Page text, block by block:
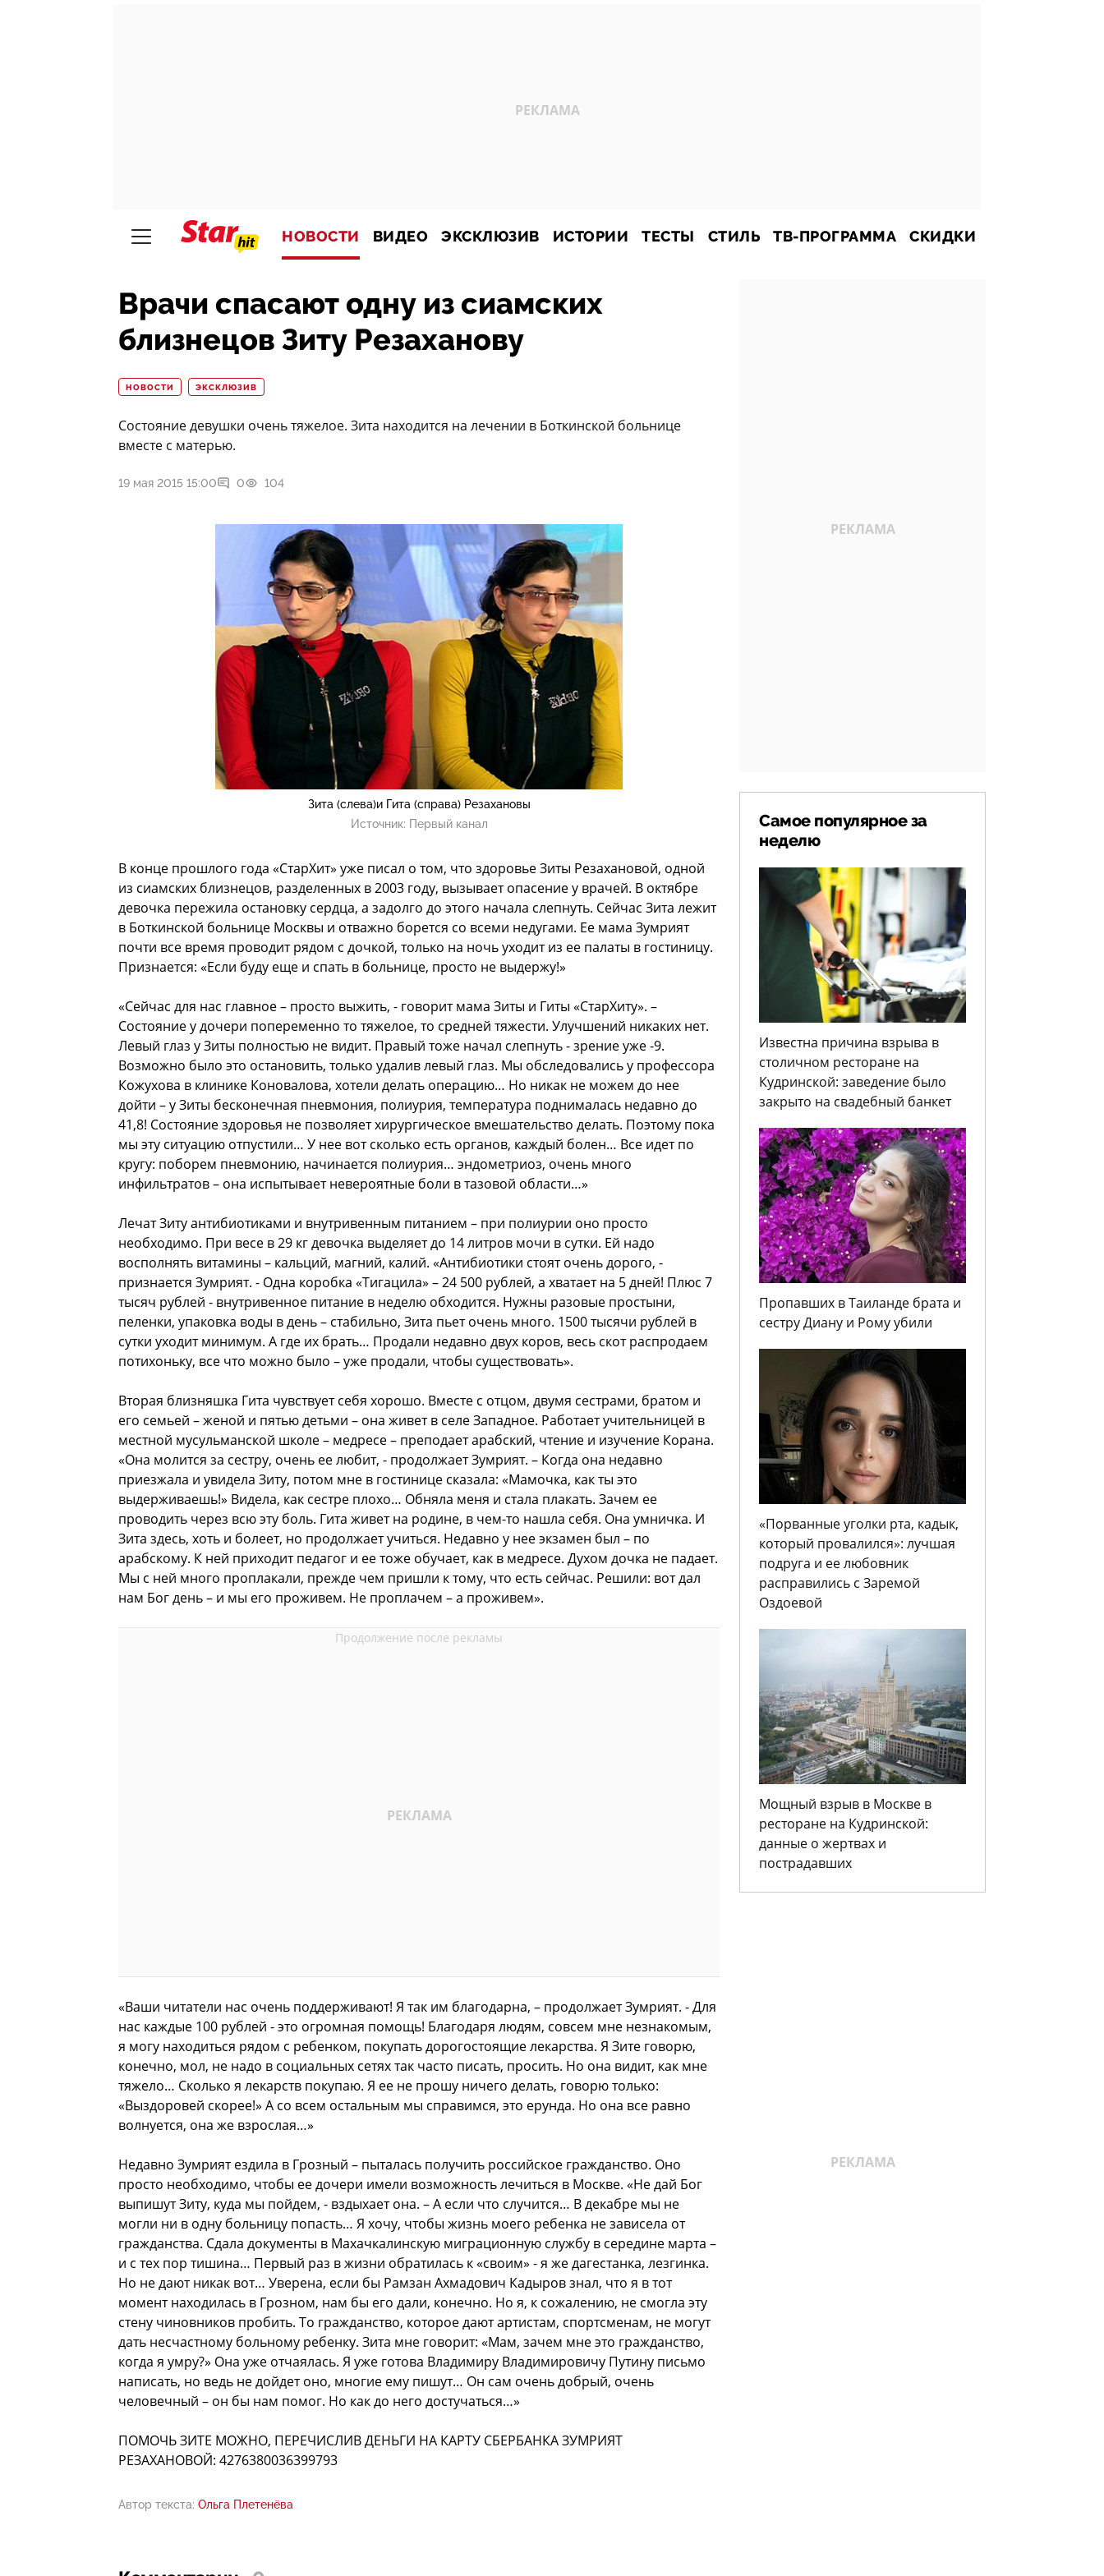
НОВОСТИ ВИДЕО ЭКСКЛЮЗИВ ИСТОРИИ ТЕСТЫ СТИЛЬ ТВ-ПРОГРАММА СКИДКИ
Врачи спасают одну из сиамских
близнецов Зиту Резаханову
НОВОСТИ ЭКСКЛЮЗИВ
Состояние девушки очень тяжелое. Зита находится на лечении в Боткинской больнице
вместе с матерью.
19 мая 2015 15:00 0 104
Зита (слева)и Гита (справа) Резахановы
Источник: Первый канал
В конце прошлого года «СтарХит» уже писал о том, что здоровье Зиты Резахановой, одной
из сиамских близнецов, разделенных в 2003 году, вызывает опасение у врачей. В октябре
девочка пережила остановку сердца, а задолго до этого начала слепнуть. Сейчас Зита лежит
в Боткинской больнице Москвы и отважно борется со всеми недугами. Ее мама Зумрият
почти все время проводит рядом с дочкой, только на ночь уходит из ее палаты в гостиницу.
Признается: «Если буду еще и спать в больнице, просто не выдержу!»
«Сейчас для нас главное – просто выжить, - говорит мама Зиты и Гиты «СтарХиту». –
Состояние у дочери попеременно то тяжелое, то средней тяжести. Улучшений никаких нет.
Левый глаз у Зиты полностью не видит. Правый тоже начал слепнуть - зрение уже -9.
Возможно было это остановить, только удалив левый глаз. Мы обследовались у профессора
Кожухова в клинике Коновалова, хотели делать операцию… Но никак не можем до нее
дойти – у Зиты бесконечная пневмония, полиурия, температура поднималась недавно до
41,8! Состояние здоровья не позволяет хирургическое вмешательство делать. Поэтому пока
мы эту ситуацию отпустили… У нее вот сколько есть органов, каждый болен… Все идет по
кругу: поборем пневмонию, начинается полиурия… эндометриоз, очень много
инфильтратов – она испытывает невероятные боли в тазовой области…»
Лечат Зиту антибиотиками и внутривенным питанием – при полиурии оно просто
необходимо. При весе в 29 кг девочка выделяет до 14 литров мочи в сутки. Ей надо
восполнять витамины – кальций, магний, калий. «Антибиотики стоят очень дорого, -
признается Зумрият. - Одна коробка «Тигацила» – 24 500 рублей, а хватает на 5 дней! Плюс 7
тысяч рублей - внутривенное питание в неделю обходится. Нужны разовые простыни,
пеленки, упаковка воды в день – стабильно, Зита пьет очень много. 1500 тысячи рублей в
сутки уходит минимум. А где их брать… Продали недавно двух коров, весь скот распродаем
потихоньку, все что можно было – уже продали, чтобы существовать».
Вторая близняшка Гита чувствует себя хорошо. Вместе с отцом, двумя сестрами, братом и
его семьей – женой и пятью детьми – она живет в селе Западное. Работает учительницей в
местной мусульманской школе – медресе – преподает арабский, чтение и изучение Корана.
«Она молится за сестру, очень ее любит, - продолжает Зумрият. – Когда она недавно
приезжала и увидела Зиту, потом мне в гостинице сказала: «Мамочка, как ты это
выдерживаешь!» Видела, как сестре плохо… Обняла меня и стала плакать. Зачем ее
проводить через всю эту боль. Гита живет на родине, в чем-то нашла себя. Она умничка. И
Зита здесь, хоть и болеет, но продолжает учиться. Недавно у нее экзамен был – по
арабскому. К ней приходит педагог и ее тоже обучает, как в медресе. Духом дочка не падает.
Мы с ней много проплакали, прежде чем пришли к тому, что есть сейчас. Решили: вот дал
нам Бог день – и мы его проживем. Не проплачем – а проживем».
«Ваши читатели нас очень поддерживают! Я так им благодарна, – продолжает Зумрият. - Для
нас каждые 100 рублей - это огромная помощь! Благодаря людям, совсем мне незнакомым,
я могу находиться рядом с ребенком, покупать дорогостоящие лекарства. Я Зите говорю,
конечно, мол, не надо в социальных сетях так часто писать, просить. Но она видит, как мне
тяжело… Сколько я лекарств покупаю. Я ее не прошу ничего делать, говорю только:
«Выздоровей скорее!» А со всем остальным мы справимся, это ерунда. Но она все равно
волнуется, она же взрослая…»
Недавно Зумрият ездила в Грозный – пыталась получить российское гражданство. Оно
просто необходимо, чтобы ее дочери имели возможность лечиться в Москве. «Не дай Бог
выпишут Зиту, куда мы пойдем, - вздыхает она. – А если что случится… В декабре мы не
могли ни в одну больницу попасть… Я хочу, чтобы жизнь моего ребенка не зависела от
гражданства. Сдала документы в Махачкалинскую миграционную службу в середине марта –
и с тех пор тишина… Первый раз в жизни обратилась к «своим» - я же дагестанка, лезгинка.
Но не дают никак вот… Уверена, если бы Рамзан Ахмадович Кадыров знал, что я в тот
момент находилась в Грозном, нам бы его дали, конечно. Но я, к сожалению, не смогла эту
стену чиновников пробить. То гражданство, которое дают артистам, спортсменам, не могут
дать несчастному больному ребенку. Зита мне говорит: «Мам, зачем мне это гражданство,
когда я умру?» Она уже отчаялась. Я уже готова Владимиру Владимировичу Путину письмо
написать, но ведь не дойдет оно, многие ему пишут… Он сам очень добрый, очень
человечный – он бы нам помог. Но как до него достучаться…»
ПОМОЧЬ ЗИТЕ МОЖНО, ПЕРЕЧИСЛИВ ДЕНЬГИ НА КАРТУ СБЕРБАНКА ЗУМРИЯТ
РЕЗАХАНОВОЙ: 4276380036399793
Автор текста: Ольга Плетенёва
Самое популярное за
неделю
Известна причина взрыва в
столичном ресторане на
Кудринской: заведение было
закрыто на свадебный банкет
Пропавших в Таиланде брата и
сестру Диану и Рому убили
«Порванные уголки рта, кадык,
который провалился»: лучшая
подруга и ее любовник
расправились с Заремой
Оздоевой
Мощный взрыв в Москве в
ресторане на Кудринской:
данные о жертвах и
пострадавших